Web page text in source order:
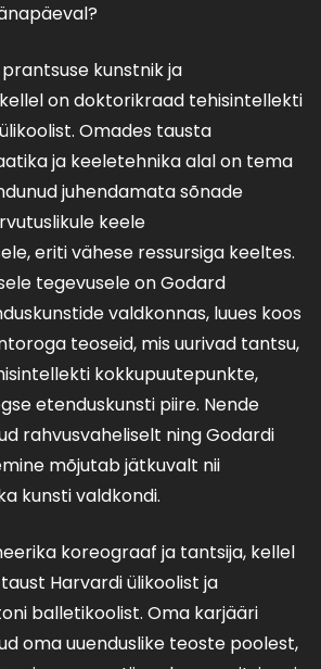
kunstnik ja
on doktorikraad tehisintellekti
Omades tausta
ja keeletehnika alal on tema
juhendamata sõnade
keele
eriti vähese ressursiga keeltes.
tegevusele on Godard
valdkonnas, luues koos
teoseid, mis uurivad tantsu,
kokkupuutepunkte,
etenduskunsti piire. Nende
rahvusvaheliselt ning Godardi
mõjutab jätkuvalt nii
kunsti valdkondi.
koreograaf ja tantsija, kellel
Harvardi ülikoolist ja
balletikoolist. Oma karjääri
oma uuenduslike teoste poolest,